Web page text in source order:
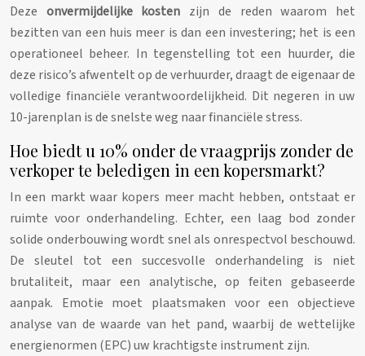
Deze onvermijdelijke kosten zijn de reden waarom het
bezitten van een huis meer is dan een investering; het is een
operationeel beheer. In tegenstelling tot een huurder, die
deze risico’s afwentelt op de verhuurder, draagt de eigenaar de
volledige financiële verantwoordelijkheid. Dit negeren in uw
10-jarenplan is de snelste weg naar financiële stress.
Hoe biedt u 10% onder de vraagprijs zonder de
verkoper te beledigen in een kopersmarkt?
In een markt waar kopers meer macht hebben, ontstaat er
ruimte voor onderhandeling. Echter, een laag bod zonder
solide onderbouwing wordt snel als onrespectvol beschouwd.
De sleutel tot een succesvolle onderhandeling is niet
brutaliteit, maar een analytische, op feiten gebaseerde
aanpak. Emotie moet plaatsmaken voor een objectieve
analyse van de waarde van het pand, waarbij de wettelijke
energienormen (EPC) uw krachtigste instrument zijn.